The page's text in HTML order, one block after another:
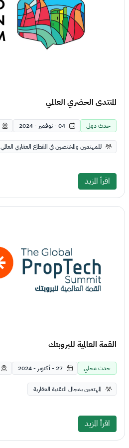
المنتدى الحضري العالمي
حدث دولي 04 - نوفمبر - 2024
للمهتمين والمختصين في القطاع العقاري العالمي
اقرأ المزيد
القمة العالمية للبروبتك
حدث محلي 27 - أكتوبر - 2024
المهتمين بمجال التقنية العقارية
اقرأ المزيد